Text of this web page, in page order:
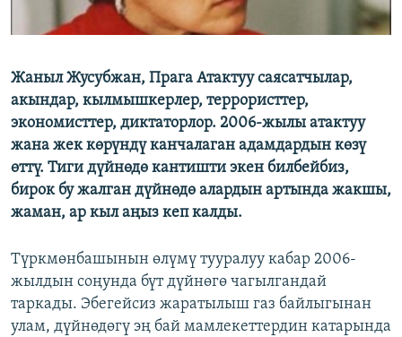
Жаныл Жусубжан, Прага Атактуу саясатчылар,
акындар, кылмышкерлер, террористтер,
экономисттер, диктаторлор. 2006-жылы атактуу
жана жек көрүндү канчалаган адамдардын көзү
өттү. Тиги дүйнөдө кантишти экен билбейбиз,
бирок бу жалган дүйнөдө алардын артында жакшы,
жаман, ар кыл аңыз кеп калды.
Түркмөнбашынын өлүмү тууралуу кабар 2006-
жылдын соңунда бүт дүйнөгө чагылгандай
таркады. Эбегейсиз жаратылыш газ байлыгынан
улам, дүйнөдөгү эң бай мамлекеттердин катарында